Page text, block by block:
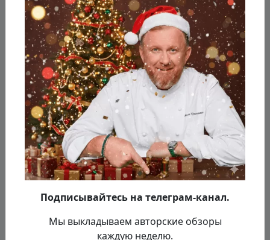
сыра, которые гости могут купить. Также шеф
пригласил в коллектив новый персонал и
подарил униформу.
Подписывайтесь на телеграм-канал.
Мы выкладываем авторские обзоры
каждую неделю.